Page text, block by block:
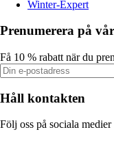
Winter-Expert
Prenumerera på
Få 10 % rabatt när du
Håll kontakten
Följ oss på sociala medier